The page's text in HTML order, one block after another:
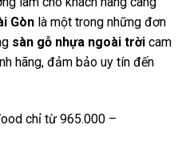
Gòn là một trong những đơn
sàn gỗ nhựa ngoài trời cam
hãng, đảm bảo uy tín đến
chỉ từ 965.000 –